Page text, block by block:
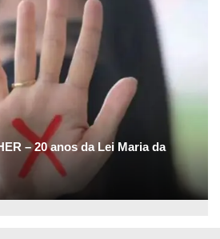
– 20 anos da Lei Maria da